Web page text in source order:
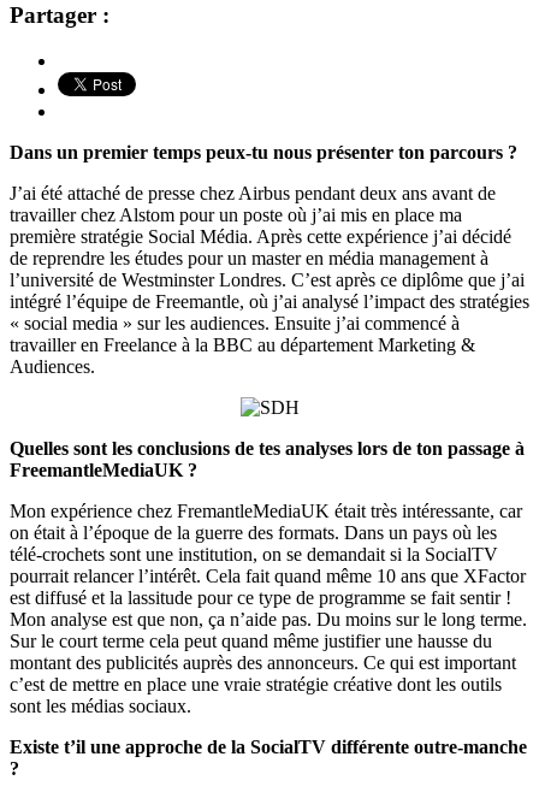
Partager :
Dans un premier temps peux-tu nous présenter ton parcours ?
J’ai été attaché de presse chez Airbus pendant deux ans avant de
travailler chez Alstom pour un poste où j’ai mis en place ma
première stratégie Social Média. Après cette expérience j’ai décidé
de reprendre les études pour un master en média management à
l’université de Westminster Londres. C’est après ce diplôme que j’ai
intégré l’équipe de Freemantle, où j’ai analysé l’impact des stratégies
« social media » sur les audiences. Ensuite j’ai commencé à
travailler en Freelance à la BBC au département Marketing &
Audiences.
Quelles sont les conclusions de tes analyses lors de ton passage à
FreemantleMediaUK ?
Mon expérience chez FremantleMediaUK était très intéressante, car
on était à l’époque de la guerre des formats. Dans un pays où les
télé-crochets sont une institution, on se demandait si la SocialTV
pourrait relancer l’intérêt. Cela fait quand même 10 ans que XFactor
est diffusé et la lassitude pour ce type de programme se fait sentir !
Mon analyse est que non, ça n’aide pas. Du moins sur le long terme.
Sur le court terme cela peut quand même justifier une hausse du
montant des publicités auprès des annonceurs. Ce qui est important
c’est de mettre en place une vraie stratégie créative dont les outils
sont les médias sociaux.
Existe t’il une approche de la SocialTV différente outre-manche
?